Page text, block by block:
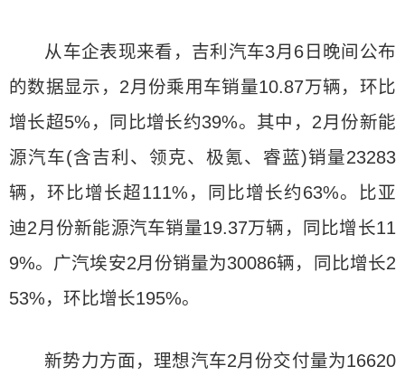
从车企表现来看，吉利汽车3月6日晚间公布
的数据显示，2月份乘用车销量10.87万辆，环比
增长超5%，同比增长约39%。其中，2月份新能
源汽车(含吉利、领克、极氪、睿蓝)销量23283
辆，环比增长超111%，同比增长约63%。比亚
迪2月份新能源汽车销量19.37万辆，同比增长11
9%。广汽埃安2月份销量为30086辆，同比增长2
53%，环比增长195%。
新势力方面，理想汽车2月份交付量为16620